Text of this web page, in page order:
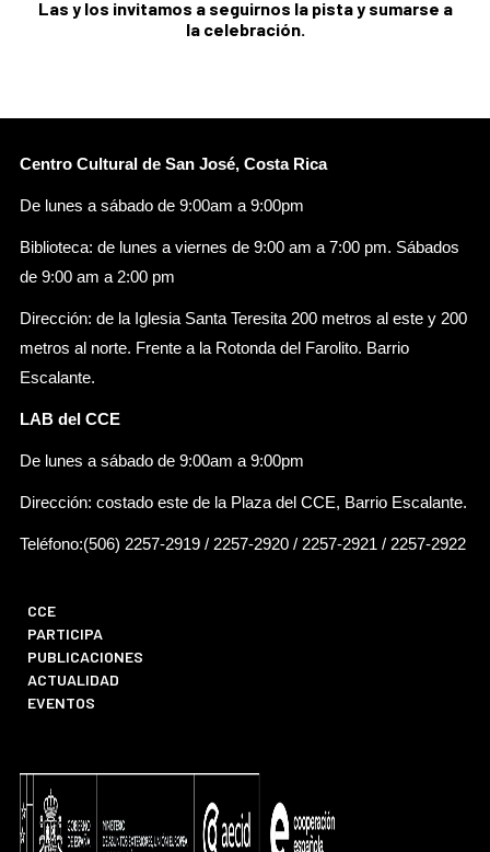
Las y los invitamos a seguirnos la pista y sumarse a
la celebración.
Centro Cultural de San José, Costa Rica
De lunes a sábado de 9:00am a 9:00pm
Biblioteca: de lunes a viernes de 9:00 am a 7:00 pm. Sábados
de 9:00 am a 2:00 pm
Dirección: de la Iglesia Santa Teresita 200 metros al este y 200
metros al norte. Frente a la Rotonda del Farolito. Barrio
Escalante.
LAB del CCE
De lunes a sábado de 9:00am a 9:00pm
Dirección: costado este de la Plaza del CCE, Barrio Escalante.
Teléfono:(506) 2257-2919 / 2257-2920 / 2257-2921 / 2257-2922
CCE
PARTICIPA
PUBLICACIONES
ACTUALIDAD
EVENTOS